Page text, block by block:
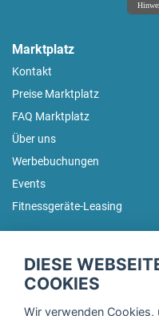
Marktplatz
Kontakt
Preise Marktplatz
FAQ Marktplatz
Über uns
Werbebuchungen
Events
Fitnessgeräte-Leasing
Trage dich hier für unseren
DIESE
COOKIES
Wir verwenden Cookies,